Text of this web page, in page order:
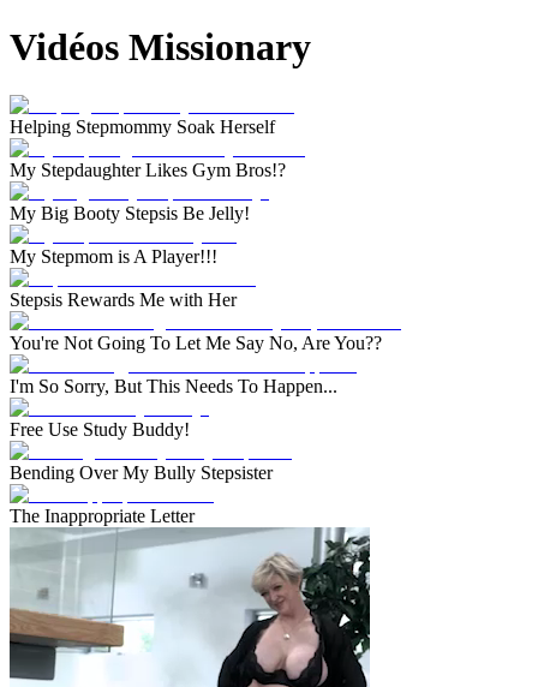
Vidéos Missionary
Helping Stepmommy Soak Herself
My Stepdaughter Likes Gym Bros!?
My Big Booty Stepsis Be Jelly!
My Stepmom is A Player!!!
Stepsis Rewards Me with Her
You're Not Going To Let Me Say No, Are You??
I'm So Sorry, But This Needs To Happen...
Free Use Study Buddy!
Bending Over My Bully Stepsister
The Inappropriate Letter